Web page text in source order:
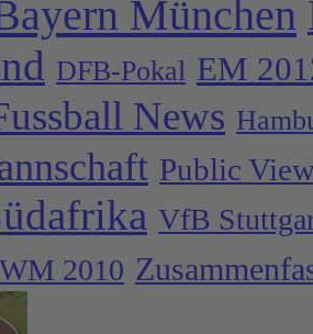
München
DFB-Pokal EM
News
Public
VfB
WM 2010